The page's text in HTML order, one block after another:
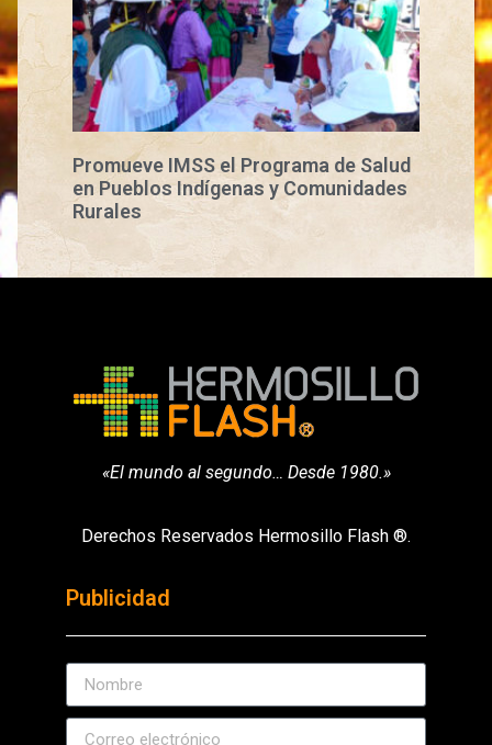
Promueve IMSS el Programa de Salud
en Pueblos Indígenas y Comunidades
Rurales
«El mundo al segundo… Desde 1980.»
Derechos Reservados Hermosillo Flash ®.
Publicidad